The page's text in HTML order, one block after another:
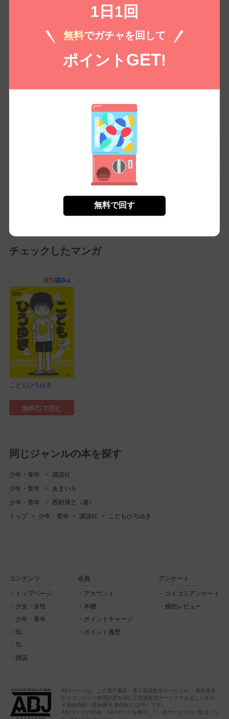
薫る花は凛と咲く 分
冊版(93)
無料㌽で読む
もっとみる
チェックしたマンガ
こどもひろゆき
無料㌽で読む
同じジャンルの本を探す
少年・青年 講談社
少年・青年 あまいろ
少年・青年 西村博之（著）
トップ 少年・青年 講談社 こどもひろゆき
1日1回
無料でガチャを回して
ポイント GET!
無料で回す
コンテンツ
トップページ
少女・女性
少年・青年
BL
TL
雑誌
会員
アカウント
本棚
ポイントチャージ
ポイント履歴
アンケート
コイコミアンケート
感想レビュー
ABJマークは、この電子書店・電子書籍配信サービスが、 著作権者
からコンテンツ使用許諾を得た正規版配信サービスであることを示
す登録商標（登録番号 第6091713号）です。
ABJマークの詳細、ABJマークを掲示しているサービスの一覧はこち